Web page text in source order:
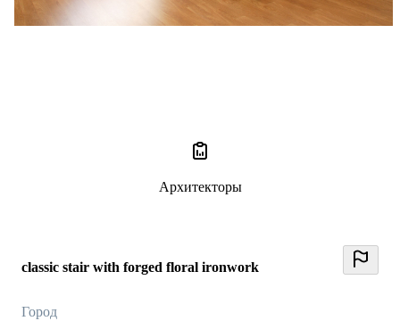
classic stair with forged floral ironwork
Город
1 отзыв
Архитекторы